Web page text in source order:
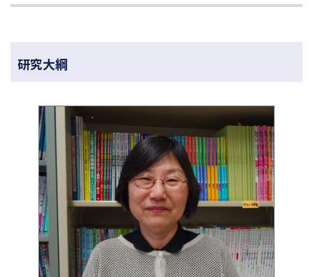
研究大綱